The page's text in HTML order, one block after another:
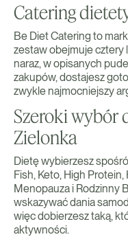
Catering
Be Diet Catering to
zestaw obejmuje cztery
naraz, w opisanych
zakupów, dostajesz
zwykle najmocniejszy
Szeroki wybór
Zielonka
Dietę wybierzesz
Fish, Keto, High
Menopauza i Rodzinny
wskazywać dania
więc dobierzesz taką,
aktywności.